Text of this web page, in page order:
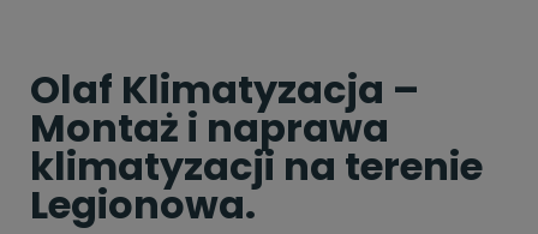
Olaf Klimatyzacja –
Montaż i naprawa
klimatyzacji na terenie
Legionowa.